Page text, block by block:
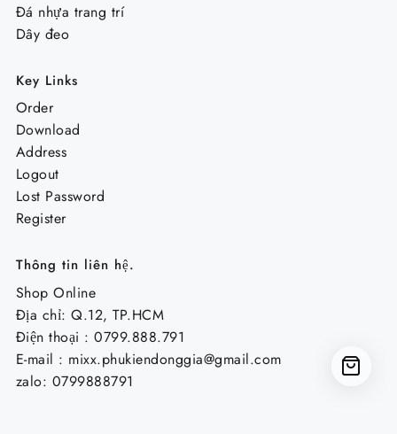
Đá nhựa trang trí
Dây đeo
Key Links
Order
Download
Address
Logout
Lost Password
Register
Thông tin liên hệ.
Shop Online
Địa chỉ: Q.12, TP.HCM
Điện thoại : 0799.888.791
E-mail : mixx.phukiendonggia@gmail.com
zalo: 0799888791